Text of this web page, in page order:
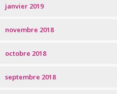
janvier 2019
novembre 2018
octobre 2018
septembre 2018